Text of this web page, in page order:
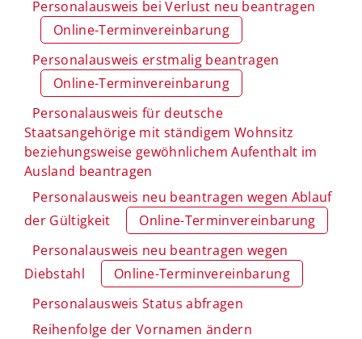
Personalausweis bei Verlust neu beantragen
Online-Terminvereinbarung
Personalausweis erstmalig beantragen
Online-Terminvereinbarung
Personalausweis für deutsche
Staatsangehörige mit ständigem Wohnsitz
beziehungsweise gewöhnlichem Aufenthalt im
Ausland beantragen
Personalausweis neu beantragen wegen Ablauf
der Gültigkeit
Online-Terminvereinbarung
Personalausweis neu beantragen wegen
Diebstahl
Online-Terminvereinbarung
Personalausweis Status abfragen
Reihenfolge der Vornamen ändern